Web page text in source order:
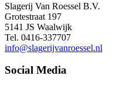
Slagerij Van Roessel B.V.
Grotestraat 197
5141 JS Waalwijk
Tel. 0416-337707
info@slagerijvanroessel.nl
Social Media